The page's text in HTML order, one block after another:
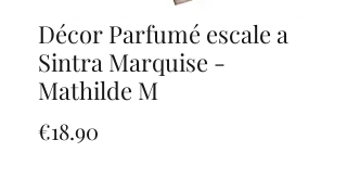
Décor Parfumé escale a
Sintra Marquise -
Mathilde M
€18.90